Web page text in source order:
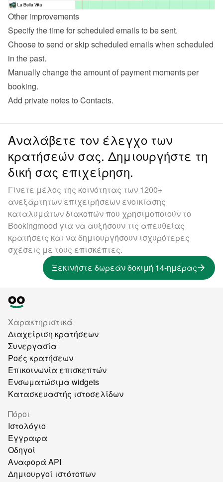
Other improvements
Specify the time for scheduled emails to be sent.
Choose to send or skip scheduled emails when scheduled
in the past.
Manually change the amount of payment moments per
booking.
Add private notes to Contacts.
Αναλάβετε τον έλεγχο των
κρατήσεών σας. Δημιουργήστε τη
δική σας επιχείρηση.
Γίνετε μέλος της κοινότητας των 1200+
ανεξάρτητων επιχειρήσεων ενοικίασης
καταλυμάτων διακοπών που χρησιμοποιούν το
Bookingmood για να αυξήσουν τις απευθείας
κρατήσεις και να δημιουργήσουν ισχυρότερες
σχέσεις με τους επισκέπτες.
Ξεκινήστε δωρεάν δοκιμή 14-ημέρας
Χαρακτηριστικά
Διαχείριση κρατήσεων
Συνεργασία
Ροές κρατήσεων
Επικοινωνία επισκεπτών
Ενσωματώσιμα widgets
Κατασκευαστής ιστοσελίδων
Πόροι
Ιστολόγιο
Έγγραφα
Οδηγοί
Αναφορά API
Δημιουργοί ιστότοπων